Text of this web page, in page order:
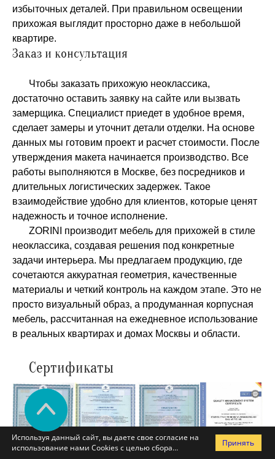
избыточных деталей. При правильном освещении
прихожая выглядит просторно даже в небольшой
квартире.
Заказ и консультация
Чтобы заказать прихожую неоклассика,
достаточно оставить заявку на сайте или вызвать
замерщика. Специалист приедет в удобное время,
сделает замеры и уточнит детали отделки. На основе
данных мы готовим проект и расчет стоимости. После
утверждения макета начинается производство. Все
работы выполняются в Москве, без посредников и
длительных логистических задержек. Такое
взаимодействие удобно для клиентов, которые ценят
надежность и точное исполнение.
ZORINI производит мебель для прихожей в стиле
неоклассика, создавая решения под конкретные
задачи интерьера. Мы предлагаем продукцию, где
сочетаются аккуратная геометрия, качественные
материалы и четкий контроль на каждом этапе. Это не
просто визуальный образ, а продуманная корпусная
мебель, рассчитанная на ежедневное использование
в реальных квартирах и домах Москвы и области.
Сертификаты
Используя данный сайт, вы даете свое согласие на
использование нами Cookies с целью сбора
Принять